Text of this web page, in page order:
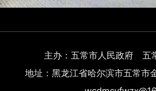
主办：五常市人民政府 五
地址：黑龙江省哈尔滨市五常